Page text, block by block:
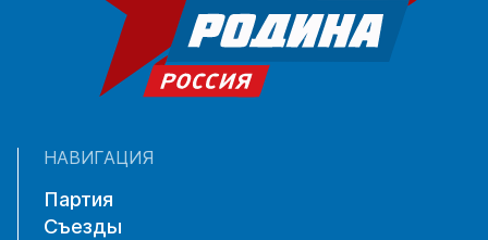
НАВИГАЦИЯ
Партия
Съезды